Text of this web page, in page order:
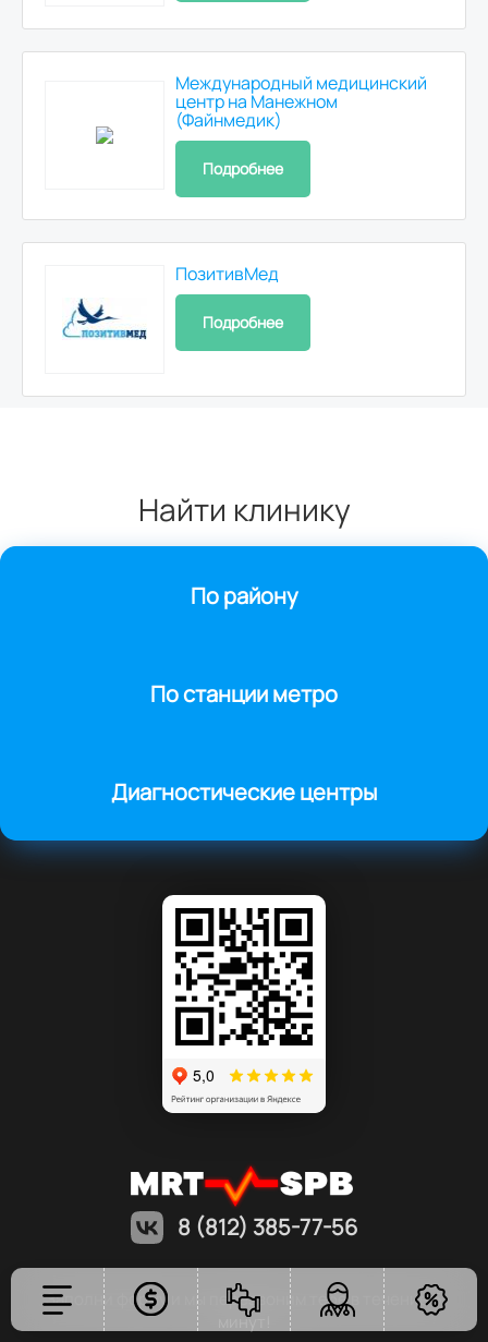
Международный медицинский
центр на Манежном
(Файнмедик)
Подробнее
ПозитивМед
Подробнее
Найти клинику
По району
По станции метро
Диагностические центры
8 (812) 385-77-56
Заполни форму и мы перезвоним тебе в течение 5
минут!